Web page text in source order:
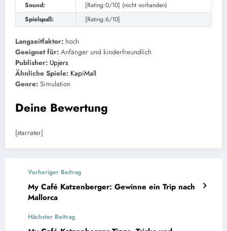
Sound:
[Rating:0/10] (nicht vorhanden)
Spielspaß:
[Rating:6/10]
Langzeitfaktor: hoch
Geeignet für: Anfänger und kinderfreundlich
Publisher: Upjers
Ähnliche Spiele: KapiMall
Genre: Simulation
Deine Bewertung
[starrater]
Vorheriger Beitrag
My Café Katzenberger: Gewinne ein Trip nach
Mallorca
Nächster Beitrag